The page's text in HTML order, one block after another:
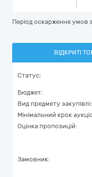
Період оскарження умов
ВІДКРИТІ
Статус:
Бюджет:
Вид предмету закупівлі:
Мінімальний крок
Оцінка пропозицій:
Замовник: